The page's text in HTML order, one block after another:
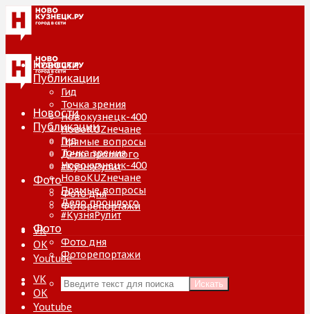
Новости
Публикации
Гид
Точка зрения
Новокузнецк-400
НовоKUZнечане
Прямые вопросы
Дело прошлого
#КузняРулит
Фото
Фото дня
Фоторепортажи
VK
ОК
Youtube
Искать
Новости
Публикации
Гид
Точка зрения
Новокузнецк-400
НовоKUZнечане
Прямые вопросы
Дело прошлого
#КузняРулит
Фото
Фото дня
Фоторепортажи
VK
ОК
Youtube